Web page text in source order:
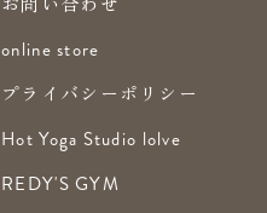
online store
プライバシーポリシー
Hot Yoga Studio lolve
REDY'S GYM